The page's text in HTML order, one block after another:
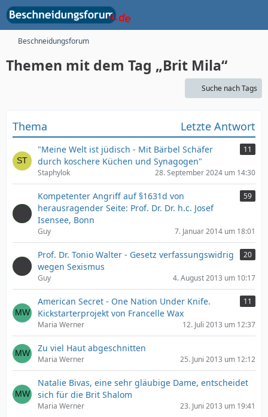
Beschneidungsforum
Themen mit dem Tag „Brit Mila“
Suche nach Tags
Thema Letzte Antwort
"Meine Welt ist jüdisch - Mit Bärbel Schäfer
durch koschere Küchen und Synagogen"
11
Staphylok 28. September 2024 um 14:30
Kompetenter Angriff auf §1631d von
herausragender Seite: Prof. Dr. Dr. h.c. Josef
Isensee, Bonn
59
Guy 7. Januar 2014 um 18:01
Prof. Dr. Tonio Walter - Gesetz verfassungswidrig
wegen Sexismus
20
Guy 4. August 2013 um 10:17
American Secret - One Nation Under Knife.
Kickstarterprojekt von Francelle Wax
11
Maria Werner 12. Juli 2013 um 12:37
Zu viel Haut abgeschnitten
Maria Werner 25. Juni 2013 um 12:12
Natalie Bivas, eine sehr gläubige Dame, entscheidet
sich für die Brit Shalom
Maria Werner 23. Juni 2013 um 19:41